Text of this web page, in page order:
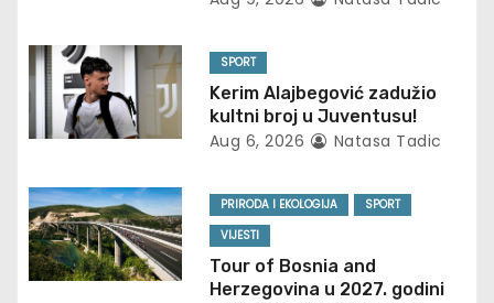
i
g
a
t
i
o
SPORT
Kerim Alajbegović zadužio
kultni broj u Juventusu!
Aug 6, 2026 Natasa Tadic
PRIRODA I EKOLOGIJA
SPORT
VIJESTI
Tour of Bosnia and
Herzegovina u 2027. godini